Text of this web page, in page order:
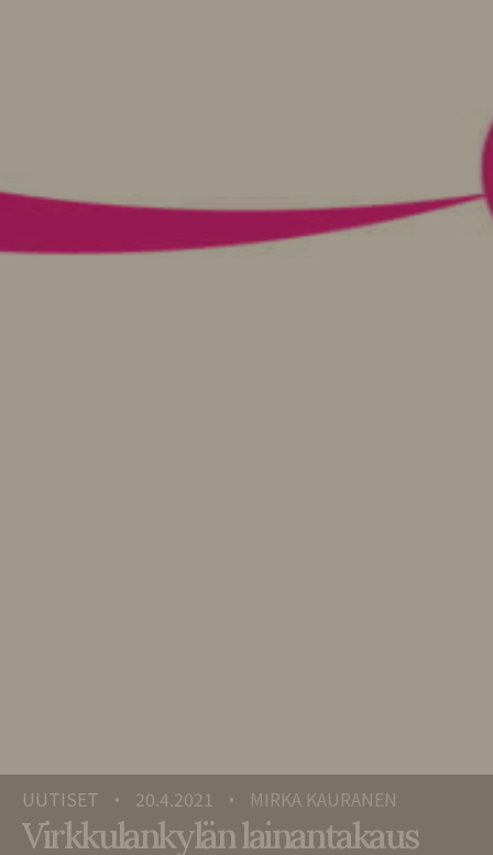
UUTISET • 20.4.2021 • MIRKA KAURANEN
Virkkulankylän lainantakaus